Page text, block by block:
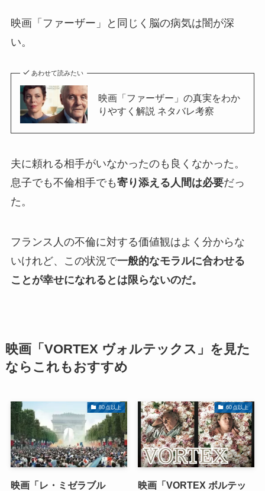
映画「ファーザー」と同じく脳の病気は闇が深
い。
あわせて読みたい
映画「ファーザー」の真実をわか
りやすく解説 ネタバレ考察
夫に頼れる相手がいなかったのも良くなかった。
息子でも不倫相手でも寄り添える人間は必要だっ
た。
フランス人の不倫に対する価値観はよく分からな
いけれど、この状況で一般的なモラルに合わせる
ことが幸せになれるとは限らないのだ。
映画「VORTEX ヴォルテックス」を見た
ならこれもおすすめ
80点以上
映画「レ・ミゼラブル
60点以上
映画「VORTEX ボルテッ